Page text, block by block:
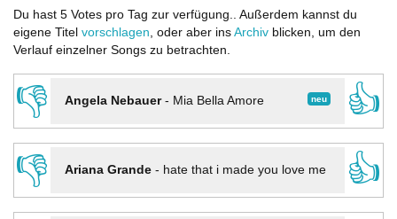
Du hast 5 Votes pro Tag zur verfügung.. Außerdem kannst du
eigene Titel vorschlagen, oder aber ins Archiv blicken, um den
Verlauf einzelner Songs zu betrachten.
👎 neu
Angela Nebauer- Mia Bella Amore
👍
👎
Ariana Grande- hate that i made you love me
👍